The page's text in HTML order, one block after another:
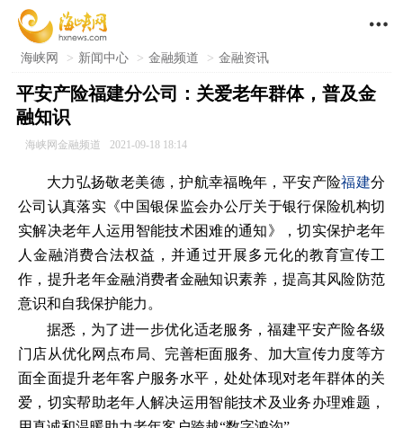

海峡网 > 新闻中心 > 金融频道 > 金融资讯
平安产险福建分公司：关爱老年群体，普及金
融知识
海峡网金融频道 2021-09-18 18:14
大力弘扬敬老美德，护航幸福晚年，平安产险福建分
公司认真落实《中国银保监会办公厅关于银行保险机构切
实解决老年人运用智能技术困难的通知》，切实保护老年
人金融消费合法权益，并通过开展多元化的教育宣传工
作，提升老年金融消费者金融知识素养，提高其风险防范
意识和自我保护能力。
据悉，为了进一步优化适老服务，福建平安产险各级
门店从优化网点布局、完善柜面服务、加大宣传力度等方
面全面提升老年客户服务水平，处处体现对老年群体的关
爱，切实帮助老年人解决运用智能技术及业务办理难题，